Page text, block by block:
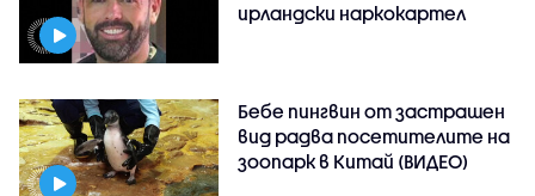
ирландски наркокартел
Бебе пингвин от застрашен
вид радва посетителите на
зоопарк в Китай (ВИДЕО)